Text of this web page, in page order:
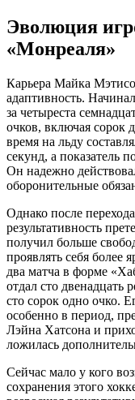
Эволюция
«Монреаля»
Карьера Майка
адаптивность.
за четыреста
очков, включая сорок
время на льду
секунд, а показатель
Он надежно
оборонительные
Однако после
результативность
получил больше
проявлять себя более
два матча в форме
отдал сто двенадцать
сто сорок одно очко.
особенно в период,
Лэйна Хатсона и
ложилась
Сейчас мало у кого
сохранения этого